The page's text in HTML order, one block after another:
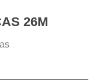
26M